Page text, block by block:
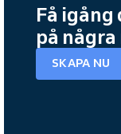
Få
på
SKAPA NU